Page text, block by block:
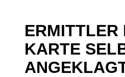
ERMITTLER
KARTE